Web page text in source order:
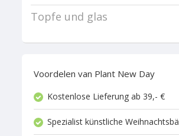
Topfe und glas
Voordelen van Plant New Day
Kostenlose Lieferung ab 39,- €
Spezialist künstliche